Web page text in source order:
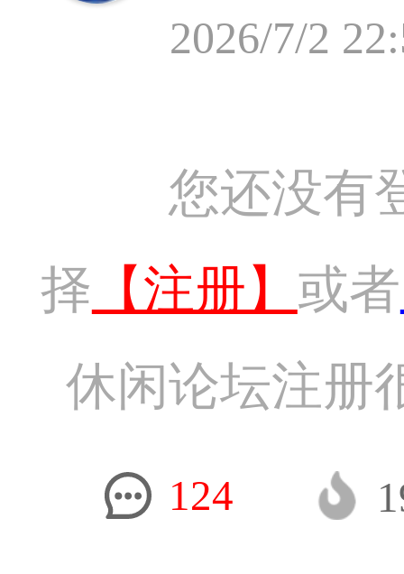
2026/7/2
您还没有
择 【注册】 或者
休闲论坛注册
124